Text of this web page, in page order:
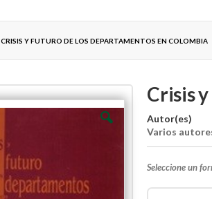
CRISIS Y FUTURO DE LOS DEPARTAMENTOS EN COLOMBIA
Crisis
Autor(es)
Varios
Seleccione un